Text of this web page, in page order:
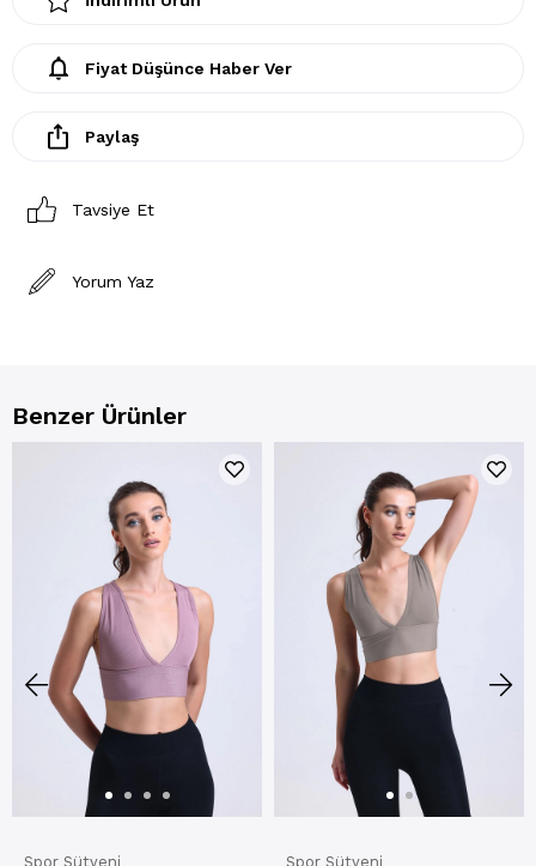
Fiyat Düşünce Haber Ver
Paylaş
Tavsiye Et
Yorum Yaz
Benzer Ürünler
Spor Sütyeni
Spor Sütyeni